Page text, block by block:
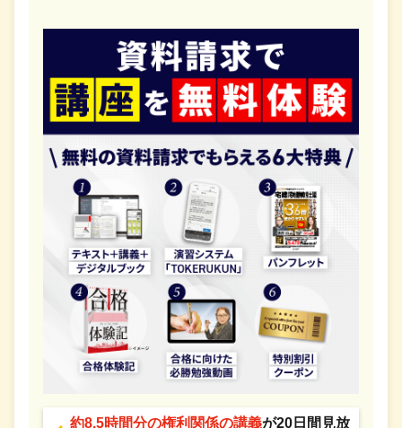
約8.5時間分の権利関係の講義が20日間見放